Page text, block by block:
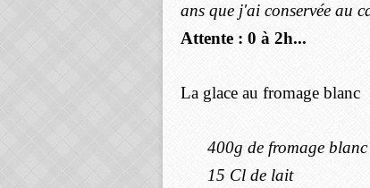
ans que j'ai conservée au
Attente : 0 à 2h...
La glace au fromage blanc
400g de fromage
15 Cl de lait